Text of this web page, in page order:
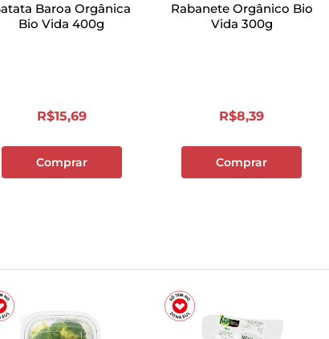
Baroa Orgânica
Bio Vida 400g
R$15,69
Comprar
Rabanete Orgânico Bio
Vida 300g
R$8,39
Comprar